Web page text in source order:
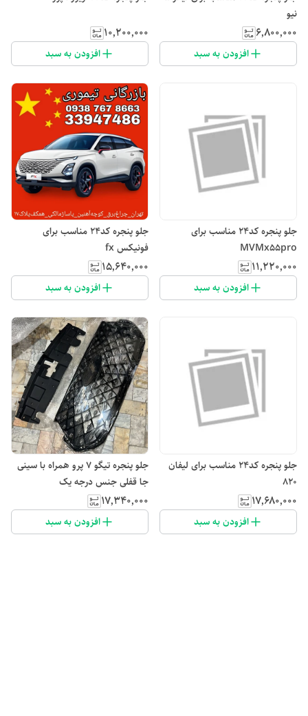
نیو
۶٬۸۰۰٬۰۰۰
افزودن به سبد
۱۰٬۲۰۰٬۰۰۰
افزودن به سبد
جلو پنجره کد۲۴ مناسب برای
MVMx55pro
۱۱٬۲۲۰٬۰۰۰
افزودن به سبد
جلو پنجره کد۲۴ مناسب برای
فونیکس fx
۱۵٬۶۴۰٬۰۰۰
افزودن به سبد
جلو پنجره کد۲۴ مناسب برای لیفان
۸۲۰
۱۷٬۶۸۰٬۰۰۰
افزودن به سبد
جلو پنجره تیگو ۷ پرو همراه با سینی
جا قفلی جنس درجه یک
۱۷٬۳۴۰٬۰۰۰
افزودن به سبد